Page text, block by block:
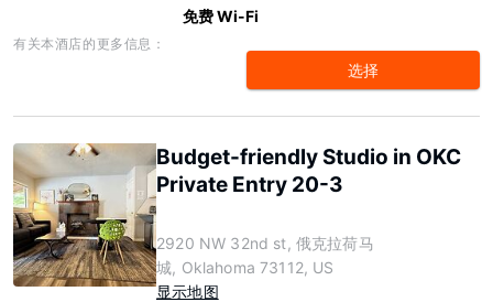
免费 Wi-Fi
有关本酒店的更多信息：
选择
Budget-friendly Studio in OKC
Private Entry 20-3
2920 NW 32nd st, 俄克拉荷马
城, Oklahoma 73112, US
显示地图